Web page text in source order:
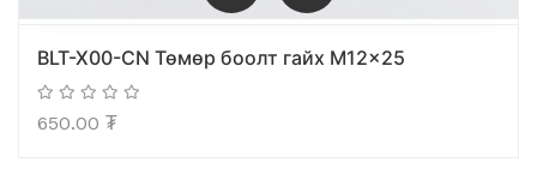
BLT-X00-CN Төмөр боолт гайх M12x25
650.00 ₮